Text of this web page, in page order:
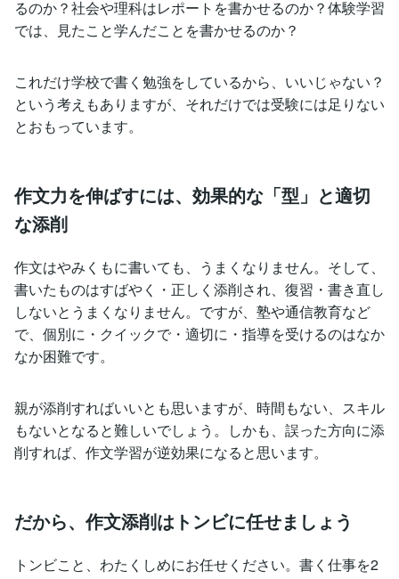
るのか？社会や理科はレポートを書かせるのか？体験学習
では、見たこと学んだことを書かせるのか？
これだけ学校で書く勉強をしているから、いいじゃない？
という考えもありますが、それだけでは受験には足りない
とおもっています。
作文力を伸ばすには、効果的な「型」と適切
な添削
作文はやみくもに書いても、うまくなりません。そして、
書いたものはすばやく・正しく添削され、復習・書き直し
しないとうまくなりません。ですが、塾や通信教育など
で、個別に・クイックで・適切に・指導を受けるのはなか
なか困難です。
親が添削すればいいとも思いますが、時間もない、スキル
もないとなると難しいでしょう。しかも、誤った方向に添
削すれば、作文学習が逆効果になると思います。
だから、作文添削はトンビに任せましょう
トンビこと、わたくしめにお任せください。書く仕事を2